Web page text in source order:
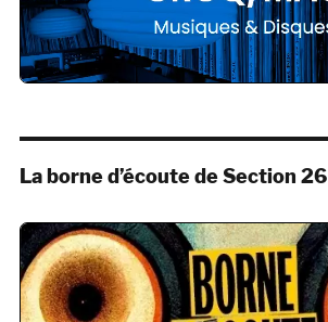
La borne d’écoute de Section 26